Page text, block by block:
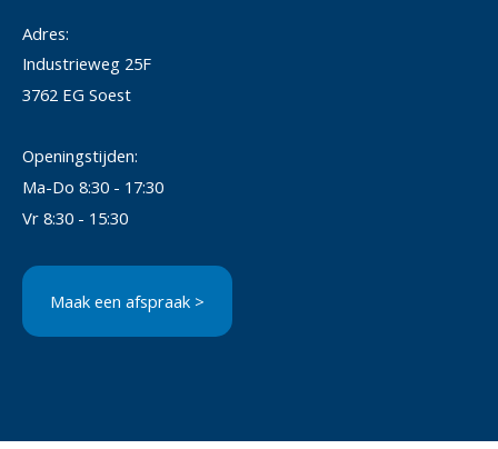
Adres:
Industrieweg 25F
3762 EG Soest
Openingstijden:
Ma-Do 8:30 - 17:30
Vr 8:30 - 15:30
Maak een afspraak >